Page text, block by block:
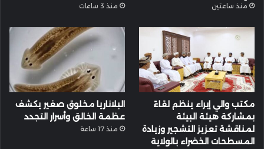
منذ ساعتين منذ 3 ساعات
مكتب والي إبراء ينظم لقاءً
بمشاركة هيئة البيئة
لمناقشة تعزيز التشجير وزيادة
المسطحات الخضراء بالولاية
البلاناريا مخلوق صغير يكشف
عظمة الخالق وأسرار التجدد
منذ 17 ساعة